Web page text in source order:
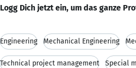
Logg Dich jetzt ein, um das ganze
Engineering Mechanical Engineering
Technical project management Special